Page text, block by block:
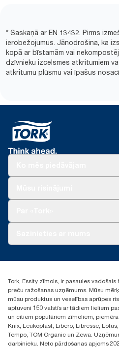
* Saskaņā ar EN 13432. Pirms
ierobežojumus. Jānodrošina, ka
kopā ar bīstamām vai
dzīvnieku izcelsmes atkritumiem
atkritumu plūsmu vai īpašus
+371 29141799
Atrast izplatītāju
Ulbrokas street 19A
Riga, Latvija
LV-1028
Tork, Essity zīmols, ir pasaules
preču ražošanas uzņēmums. Mūsu
mūsu produktus un veselības aprūpes
aptuveni 150 valstīs ar tādiem lieliem
un citiem populāriem zīmoliem,
Knix, Leukoplast, Libero, Libresse,
Tempo, TOM Organic un Zewa.
darbinieku. Neto pārdošanas apjoms